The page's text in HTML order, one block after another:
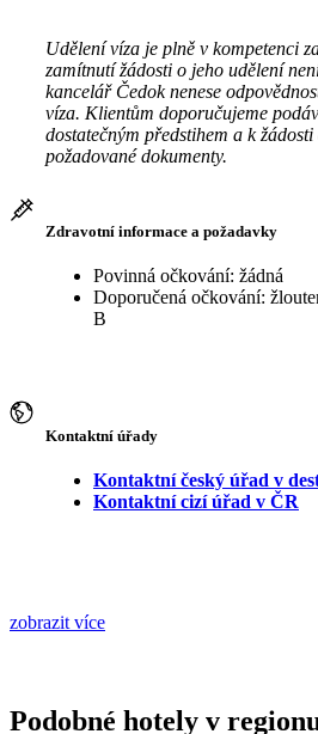
Udělení víza je plně v kompetenci
zamítnutí žádosti o jeho udělení
kancelář Čedok nenese
víza. Klientům doporučujeme
dostatečným předstihem a k
požadované dokumenty.
Zdravotní informace a požadavky
Povinná očkování: žádná
Doporučená očkování:
B
Kontaktní úřady
Kontaktní český úřad v
Kontaktní cizí úřad v ČR
zobrazit více
Podobné hotely v